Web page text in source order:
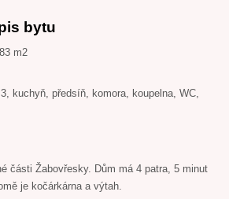
bytu
m2
kuchyň, předsíň, komora, koupelna, WC,
části Žabovřesky. Dům má 4 patra, 5 minut
je kočárkárna a výtah.